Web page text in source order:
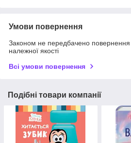
Умови повернення
Законом не передбачено повернення
належної якості
Всі умови повернення
Подібні товари компанії